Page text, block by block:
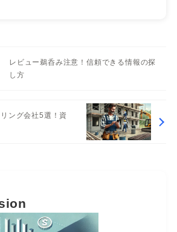
レビュー鵜呑み注意！信頼できる情報の探
し方
ング会社5選！資